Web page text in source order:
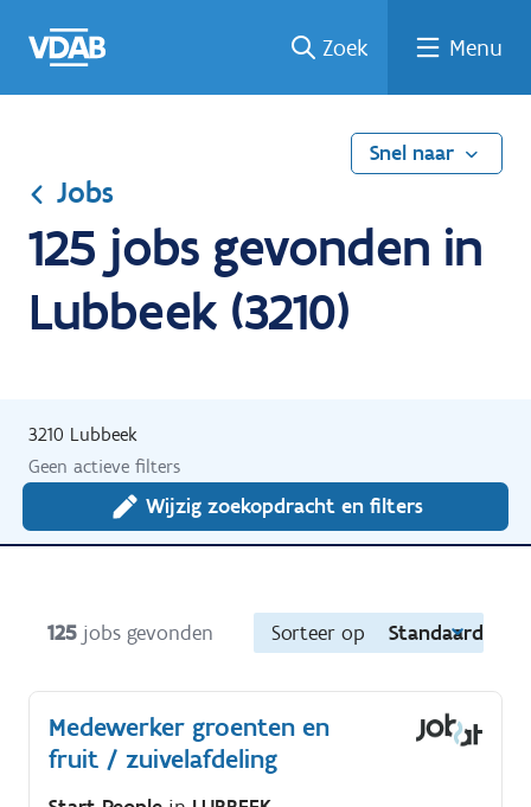
naar
een
een
job
naar
Zoek Menu
Snel naar
Jobs
125 jobs gevonden in
Lubbeek (3210)
3210 Lubbeek
Geen actieve filters
Wijzig zoekopdracht en filters
125 jobs gevonden Sorteer op Standaard
Medewerker groenten en
fruit / zuivelafdeling